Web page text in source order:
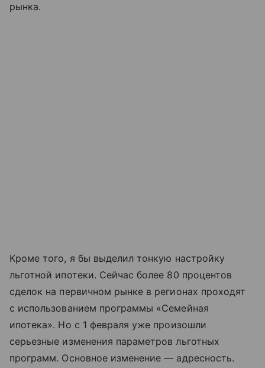
рынка.
Кроме того, я бы выделил тонкую настройку
льготной ипотеки. Сейчас более 80 процентов
сделок на первичном рынке в регионах проходят
с использованием программы «Семейная
ипотека». Но с 1 февраля уже произошли
серьезные изменения параметров льготных
программ. Основное изменение — адресность.